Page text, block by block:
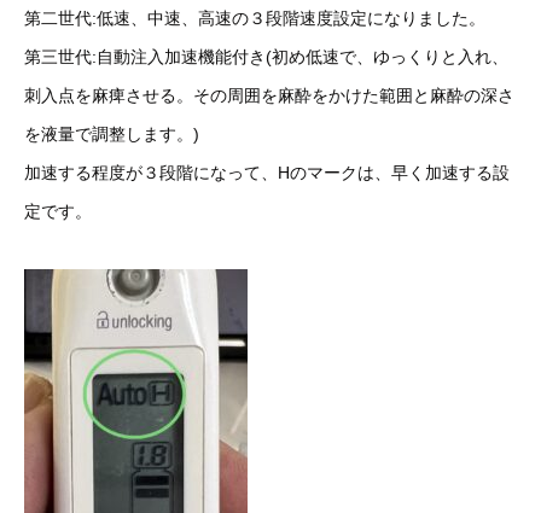
第二世代:低速、中速、高速の３段階速度設定になりました。
第三世代:自動注入加速機能付き(初め低速で、ゆっくりと入れ、
刺入点を麻痺させる。その周囲を麻酔をかけた範囲と麻酔の深さ
を液量で調整します。)
加速する程度が３段階になって、Hのマークは、早く加速する設
定です。